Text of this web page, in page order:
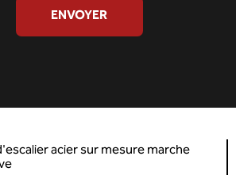
acier sur mesure marche